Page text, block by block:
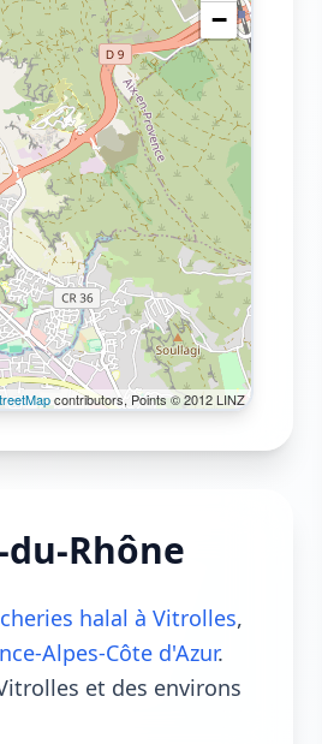
−
contributors, Points © 2012 LINZ
Rhône
halal à Vitrolles,
Alpes-Côte d'Azur.
et des environs